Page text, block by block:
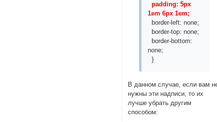
padding: 5px
1em 6px 1em;
border-left: none;
border-top: none;
border-bottom:
none;
}
В данном случае, если вам
нужны эти надписи, то их
лучше убрать другим
способом: